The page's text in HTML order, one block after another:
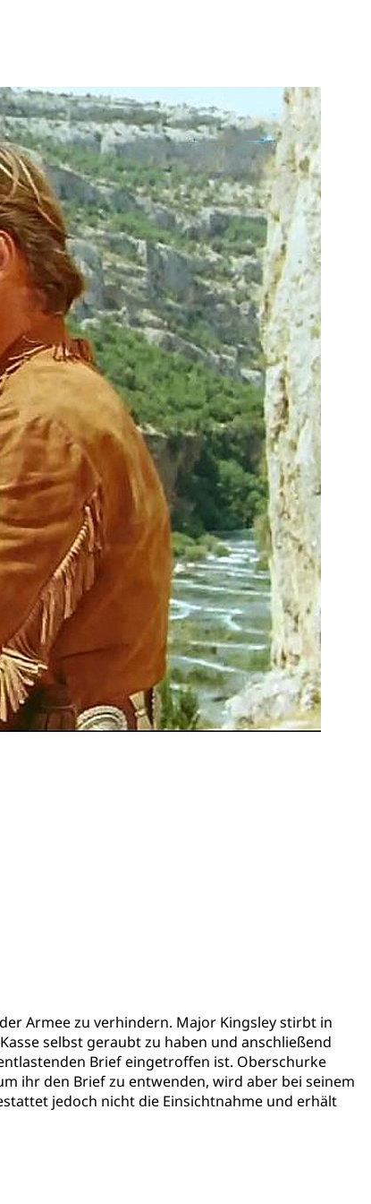
Armee zu verhindern. Major Kingsley stirbt in
selbst geraubt zu haben und anschließend
Brief eingetroffen ist. Oberschurke
ihr den Brief zu entwenden, wird aber bei seinem
jedoch nicht die Einsichtnahme und erhält